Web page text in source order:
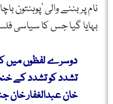
نام پر بننے والی
بہایا گیا جس کا سیاسی
دوسرے لفظوں میں
تشدد کو تشدد کے
خان عبدالغفار